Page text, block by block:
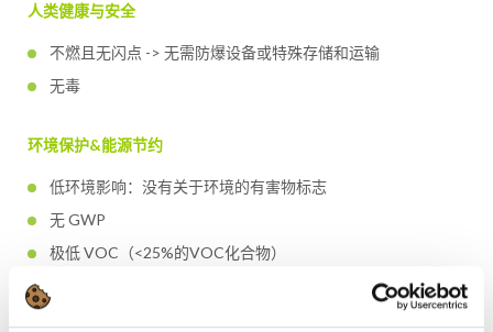
人类健康与安全
不燃且无闪点 -> 无需防爆设备或特殊存储和运输
无毒
环境保护&能源节约
低环境影响：没有关于环境的有害物标志
无 GWP
极低 VOC（<25%的VOC化合物）